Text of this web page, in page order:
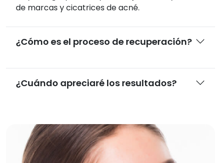
de marcas y cicatrices de acné.
¿Cómo es el proceso de recuperación?
¿Cuándo apreciaré los resultados?